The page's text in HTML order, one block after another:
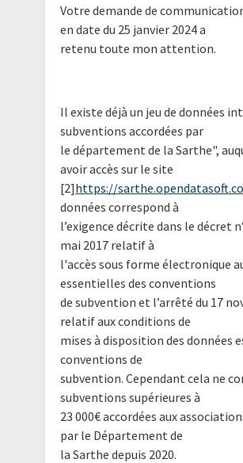
Votre demande de
en date du 25 janvier 2024 a
retenu toute mon attention.
Il existe déjà un jeu de données
subventions accordées par
le département de la Sarthe",
avoir accès sur le site
[2]https://
données correspond à
l’exigence décrite dans le décret
mai 2017 relatif à
l'accès sous forme électronique
essentielles des conventions
de subvention et l’arrêté du 17
relatif aux conditions de
mises à disposition des données
conventions de
subvention. Cependant cela ne
subventions supérieures à
23 000€ accordées aux
par le Département de
la Sarthe depuis 2020.